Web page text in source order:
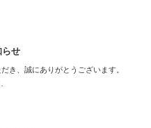
らせ
き、誠にありがとうございます。